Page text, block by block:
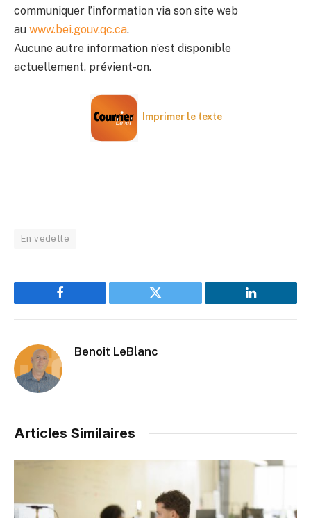
communiquer l’information via son site web
au www.bei.gouv.qc.ca.
Aucune autre information n’est disponible
actuellement, prévient-on.
Imprimer le texte
En vedette
Facebook Twitter LinkedIn
Benoit LeBlanc
Articles Similaires